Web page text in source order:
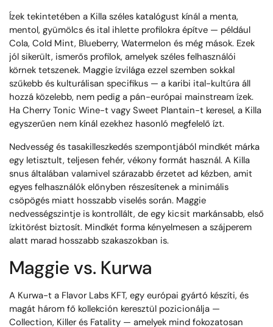
Ízek tekintetében a Killa széles katalógust kínál a menta,
mentol, gyümölcs és ital ihlette profilokra építve — például
Cola, Cold Mint, Blueberry, Watermelon és még mások. Ezek
jól sikerült, ismerős profilok, amelyek széles felhasználói
körnek tetszenek. Maggie ízvilága ezzel szemben sokkal
szűkebb és kulturálisan specifikus — a karibi ital-kultúra áll
hozzá közelebb, nem pedig a pán-európai mainstream ízek.
Ha Cherry Tonic Wine-t vagy Sweet Plantain-t keresel, a Killa
egyszerűen nem kínál ezekhez hasonló megfelelő ízt.
Nedvesség és tasakilleszkedés szempontjából mindkét márka
egy letisztult, teljesen fehér, vékony formát használ. A Killa
snus általában valamivel szárazabb érzetet ad kézben, amit
egyes felhasználók előnyben részesítenek a minimális
csöpögés miatt hosszabb viselés során. Maggie
nedvességszintje is kontrollált, de egy kicsit markánsabb, első
ízkitörést biztosít. Mindkét forma kényelmesen a szájperem
alatt marad hosszabb szakaszokban is.
Maggie vs. Kurwa
A Kurwa-t a Flavor Labs KFT, egy európai gyártó készíti, és
magát három fő kollekción keresztül pozicionálja —
Collection, Killer és Fatality — amelyek mind fokozatosan